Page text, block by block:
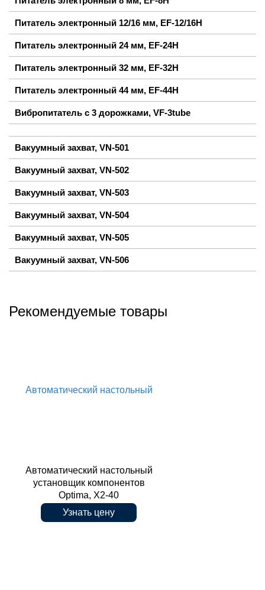
Питатель электронный 12/16 мм, EF-12/16H
Питатель электронный 24 мм, EF-24H
Питатель электронный 32 мм, EF-32H
Питатель электронный 44 мм, EF-44H
Вибропитатель с 3 дорожками, VF-3tube
Вакуумный захват, VN-501
Вакуумный захват, VN-502
Вакуумный захват, VN-503
Вакуумный захват, VN-504
Вакуумный захват, VN-505
Вакуумный захват, VN-506
Рекомендуемые товары
Автоматический настольный
установщик компонентов Optima,
Автоматический настольный
установщик компонентов
Optima, X2-40
Узнать цену